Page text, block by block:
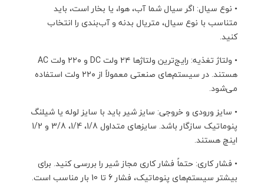
• نوع سیال: اگر سیال شما آب، هوا، یا بخار است، باید
متناسب با نوع سیال، متریال بدنه و آب‌بندی را انتخاب
کنید.
• ولتاژ تغذیه: رایج‌ترین ولتاژها ۲۴ ولت DC و ۲۲۰ ولت AC
هستند. در سیستم‌های صنعتی معمولاً از ۲۲۰ ولت استفاده
می‌شود.
• سایز ورودی و خروجی: سایز شیر باید با سایز لوله یا شیلنگ
پنوماتیک سازگار باشد. سایزهای متداول 1/8، 1/4، 3/8 و 1/2
اینچ هستند.
• فشار کاری: حتماً فشار کاری مجاز شیر را بررسی کنید. برای
بیشتر سیستم‌های پنوماتیک، فشار 6 تا 10 بار مناسب است.